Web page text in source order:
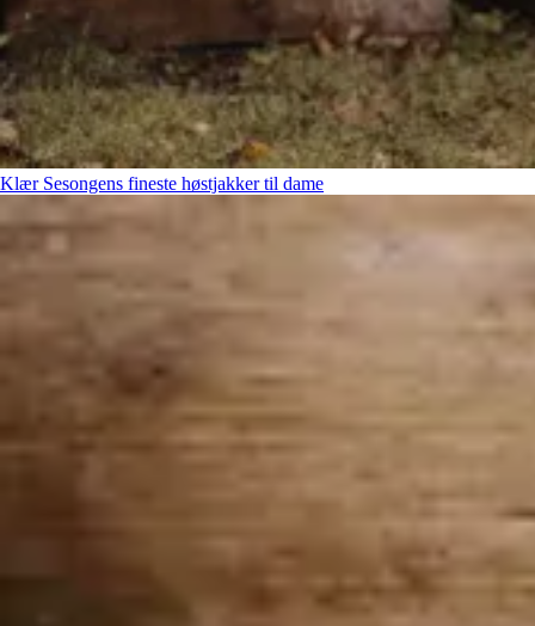
Klær Sesongens fineste høstjakker til dame